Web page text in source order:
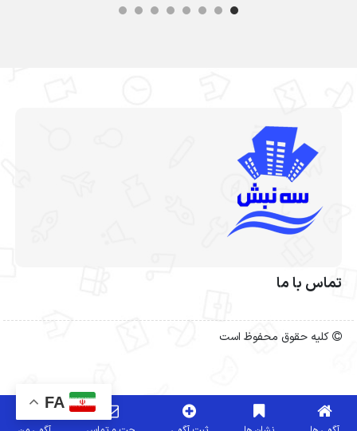
تماس با ما
کلیه حقوق محفوظ است
FA